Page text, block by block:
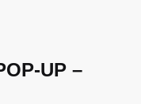
UP –